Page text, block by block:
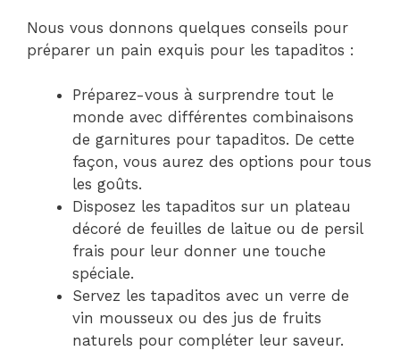
Nous vous donnons quelques conseils pour
préparer un pain exquis pour les tapaditos :
Préparez-vous à surprendre tout le
monde avec différentes combinaisons
de garnitures pour tapaditos. De cette
façon, vous aurez des options pour tous
les goûts.
Disposez les tapaditos sur un plateau
décoré de feuilles de laitue ou de persil
frais pour leur donner une touche
spéciale.
Servez les tapaditos avec un verre de
vin mousseux ou des jus de fruits
naturels pour compléter leur saveur.